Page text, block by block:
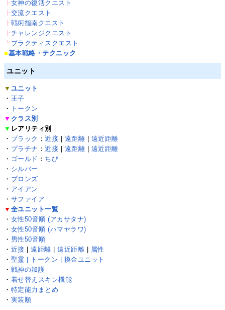
┣女神の復活クエスト
┣交流クエスト
┣戦術指南クエスト
┣チャレンジクエスト
┗プラクティスクエスト
■基本戦略・テクニック
ユニット
▼ ユニット
・ 王子
・
トークン
▼ クラス別
▼ レアリティ別
・ ブラック ：近接 遠距離
遠近距離
・ プラチナ ：近接 遠距離
遠近距離
・ ゴールド ： ちび
・ シルバー
・ ブロンズ
・ アイアン
・ サファイア
▼ 全ユニット一覧
・ 女性50音順 (アカサタナ)
・ 女性50音順 (ハマヤラワ)
・ 男性50音順
・ 近接 |遠距離 |遠近距離
属性
・ 聖霊 | トークン | 換金ユニット
・ 戦神の加護
・ 着せ替えスキン機能
・ 特定能力まとめ
・ 実装順